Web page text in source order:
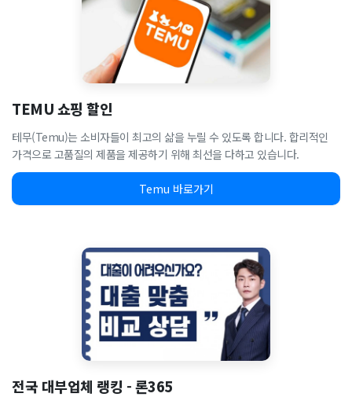
TEMU 쇼핑 할인
테무(Temu)는 소비자들이 최고의 삶을 누릴 수 있도록 합니다. 합리적인
가격으로 고품질의 제품을 제공하기 위해 최선을 다하고 있습니다.
Temu 바로가기
전국 대부업체 랭킹 - 론365